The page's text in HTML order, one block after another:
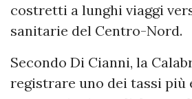
costretti a lunghi viaggi
sanitarie del Centro-Nord.
Secondo Di Cianni, la
registrare uno dei tassi più